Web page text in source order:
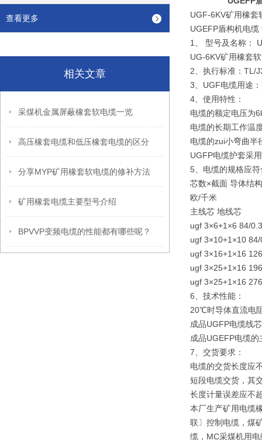
查看更多
相关文章
采煤机金属屏蔽橡套软电缆一览
高压橡套电缆和低压橡套电缆的区分
分享MYP矿用橡套软电缆的修补方法
矿用橡套电缆主要型号介绍
BPVVP变频电缆的性能都有哪些呢？
UGF-6KV矿用橡套
UGEFP盾构机电缆
1、 型号及名称：
UG-6KV矿用橡套
2、执行标准：TL/
3、UGF电缆用途
4、使用特性：
电缆的额定电压为
电缆的长期工作温
电缆的zui小弯曲半
UGFP电缆护套采
5、电缆的规格应
芯数×截面 导体结
欧/千米
主线芯 地线芯
ugf 3×6+1×6 84/
ugf 3×10+1×10
ugf 3×16+1×16
ugf 3×25+1×16
ugf 3×25+1×16
6、技术性能：
20℃时导体直流电
成品UGFP电缆线
成品UGEFP电缆
7、交货要求：
电缆的交货长度应
短段电缆交货，其
长度计量误差应不
本厂生产矿用电缆
联〕控制电缆，煤
缆，MC采煤机用